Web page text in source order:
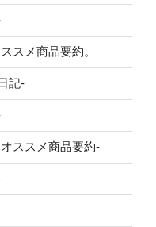
スメ商品要約。
記-
ススメ商品要約-